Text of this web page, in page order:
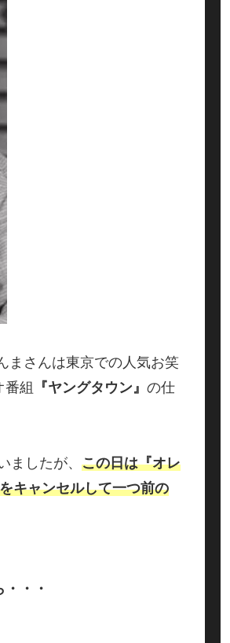
まさんは東京での人気お笑
番組 『ヤングタウン』 の仕
ましたが、 この日は『オレ
キャンセルして一つ前の
・・